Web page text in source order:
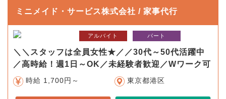
ミニメイド・サービス株式会社 / 家事代行
アルバイト パート
＼＼スタッフは全員女性★／／30代～50代活躍中
／高時給！週1日～OK／未経験者歓迎／Wワーク可
時給 1,700円～ 東京都港区